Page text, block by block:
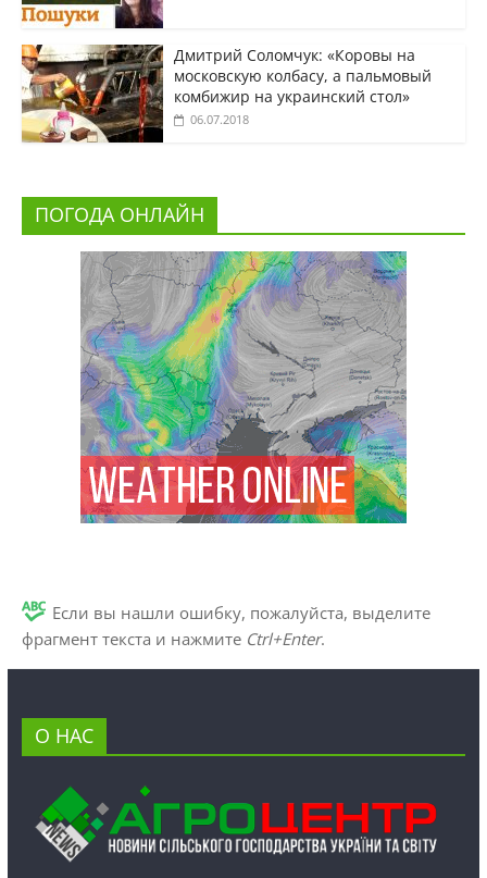
Дмитрий Соломчук: «Коровы на
московскую колбасу, а пальмовый
комбижир на украинский стол»
06.07.2018
ПОГОДА ОНЛАЙН
Если вы нашли ошибку, пожалуйста, выделите
фрагмент текста и нажмите Ctrl+Enter.
О НАС